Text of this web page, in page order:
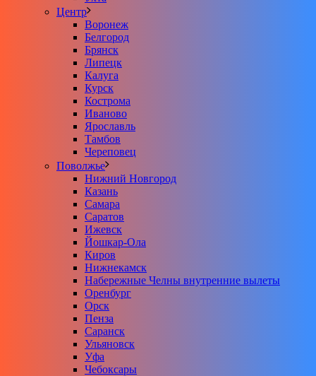
Центр
Воронеж
Белгород
Брянск
Липецк
Калуга
Курск
Кострома
Иваново
Ярославль
Тамбов
Череповец
Поволжье
Нижний Новгород
Казань
Самара
Саратов
Ижевск
Йошкар-Ола
Киров
Нижнекамск
Набережные Челны внутренние вылеты
Оренбург
Орск
Пенза
Саранск
Ульяновск
Уфа
Чебоксары